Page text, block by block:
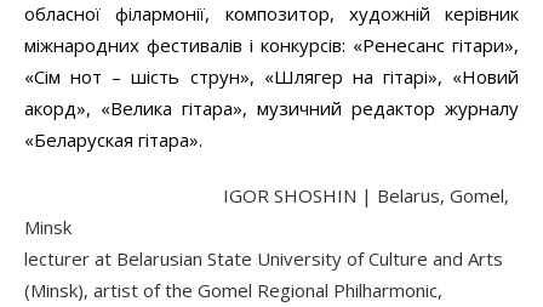
обласної філармонії, композитор, художній керівник
міжнародних фестивалів і конкурсів: «Ренесанс гітари»,
«Сім нот – шість струн», «Шлягер на гітарі», «Новий
акорд», «Велика гітара», музичний редактор журналу
«Беларуская гiтара».
IGOR SHOSHIN | Belarus, Gomel,
Minsk
lecturer at Belarusian State University of Culture and Arts
(Minsk), artist of the Gomel Regional Philharmonic,